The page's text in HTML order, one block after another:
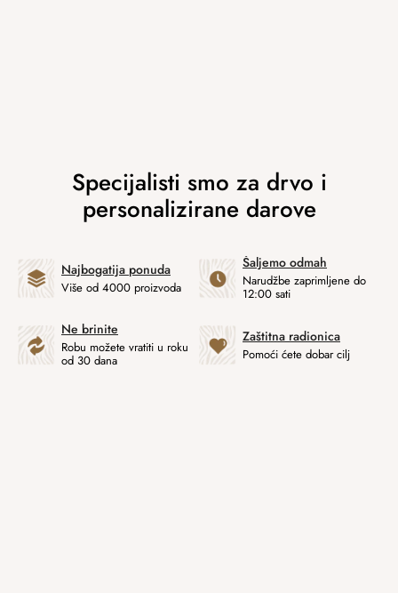
Najbogatija ponuda
Više od 4000 proizvoda
Šaljemo odmah
Narudžbe zaprimljene do
12:00 sati
Ne brinite
Robu možete vratiti u roku
od 30 dana
Zaštitna radionica
Pomoći ćete dobar cilj